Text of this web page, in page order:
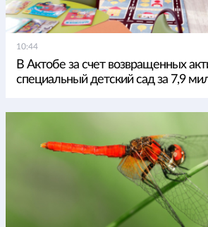
10:44
В Актобе за счет возвращенных
специальный детский сад за 7,9